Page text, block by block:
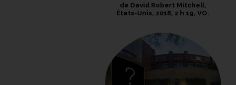
de David Robert Mitchell,
États-Unis, 2018, 2 h 19, VO.